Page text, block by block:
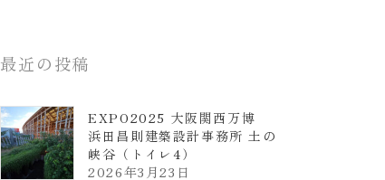
最近の投稿
EXPO2025 大阪関西万博
浜田昌則建築設計事務所 土の
峡谷（トイレ4）
2026年3月23日